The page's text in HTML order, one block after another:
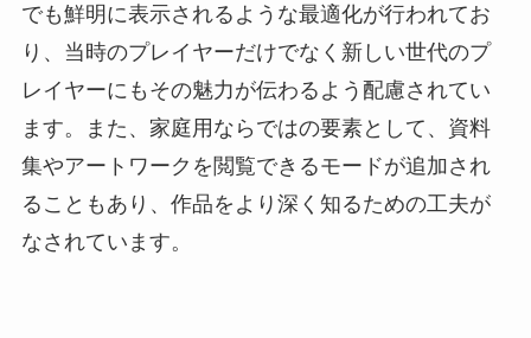
でも鮮明に表示されるような最適化が行われてお
り、当時のプレイヤーだけでなく新しい世代のプ
レイヤーにもその魅力が伝わるよう配慮されてい
ます。また、家庭用ならではの要素として、資料
集やアートワークを閲覧できるモードが追加され
ることもあり、作品をより深く知るための工夫が
なされています。